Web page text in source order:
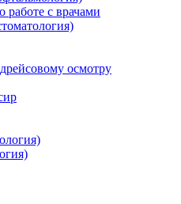
работе с врачами
осмотру